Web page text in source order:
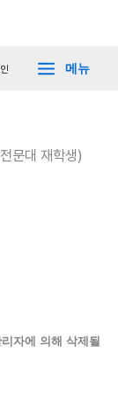
Menu
메뉴
문대 재학생)
자에 의해 삭제될